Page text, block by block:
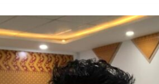
HEADLINE